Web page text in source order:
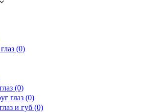
(0)
(0)
глаз (0)
и губ (0)